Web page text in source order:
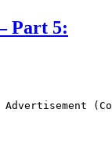
Part 5: